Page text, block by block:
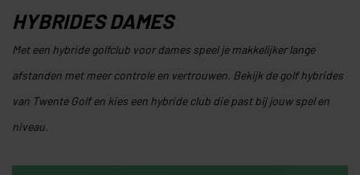
HYBRIDES DAMES
Met een hybride golfclub voor dames speel je makkelijker lange
afstanden met meer controle en vertrouwen. Bekijk de golf hybrides
van Twente Golf en kies een hybride club die past bij jouw spel en
niveau.